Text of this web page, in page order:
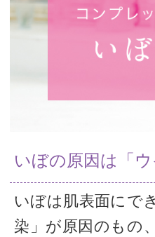
いぼの原因は「
いぼは肌表面にで
染」が原因のもの